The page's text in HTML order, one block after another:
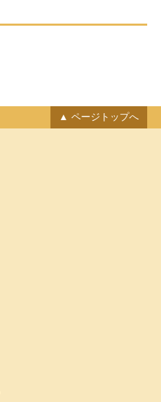
ページトップへ